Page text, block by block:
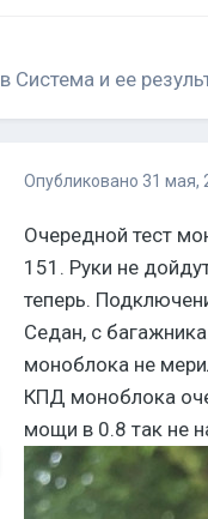
в Система и ее
Опубликовано 31 мая,
Очередной тест
151. Руки не
теперь.
Седан, с
моноблока не
КПД моноблока
мощи в 0.8 так не